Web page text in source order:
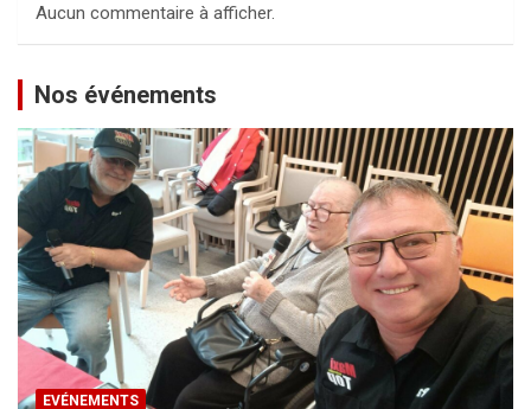
Aucun commentaire à afficher.
Nos événements
EVÉNEMENTS